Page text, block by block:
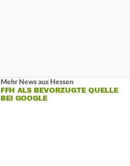
Mehr News aus Hessen
FFH ALS BEVORZUGTE QUELLE
BEI GOOGLE